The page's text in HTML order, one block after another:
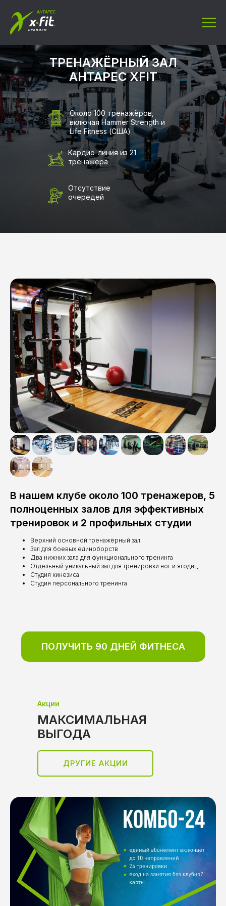
ТРЕНАЖЁРНЫЙ ЗАЛ
АНТАРЕС XFIT
Кардио-линия из 21
тренажёра
Около 100 тренажёров,
включая Hammer Strength и
Life Fitness (США)
Отсутствие
очередей
В нашем клубе около 100 тренажеров, 5
полноценных залов для эффективных
тренировок и 2 профильных студии
Верхний основной тренажёрный зал
Зал для боевых единоборств
Два нижних зала для функционального тренинга
Отдельный уникальный зал для тренировки ног и ягодиц
Студия кинезиса
Студия персонального тренинга
ПОЛУЧИТЬ 90 ДНЕЙ ФИТНЕСА
МАКСИМАЛЬНАЯ
ВЫГОДА
Акции
ДРУГИЕ АКЦИИ